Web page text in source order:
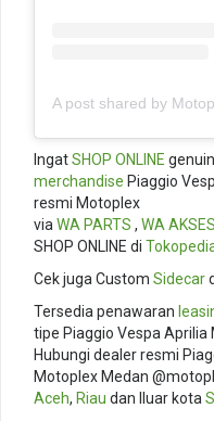
IngatSHOP ONLINE
merchandise Piaggio
resmi Motoplex
viaWA PARTS , WA
SHOP ONLINE di
Cek juga Custom Sidecar
Tersedia penawaran
tipe Piaggio Vespa Aprilia
Hubungi dealer resmi
Motoplex Medan
Aceh, Riau dan lluar kota